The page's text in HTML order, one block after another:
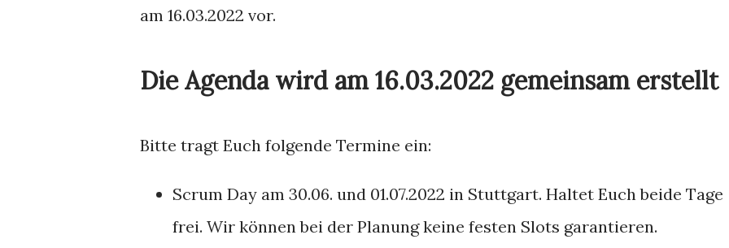
am 16.03.2022 vor.
Die Agenda wird am 16.03.2022 gemeinsam erstellt
Bitte tragt Euch folgende Termine ein:
Scrum Day am 30.06. und 01.07.2022 in Stuttgart. Haltet Euch beide Tage
frei. Wir können bei der Planung keine festen Slots garantieren.